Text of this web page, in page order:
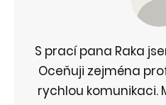
S prací pana Raka
Oceňuji zejména
rychlou komunikaci.